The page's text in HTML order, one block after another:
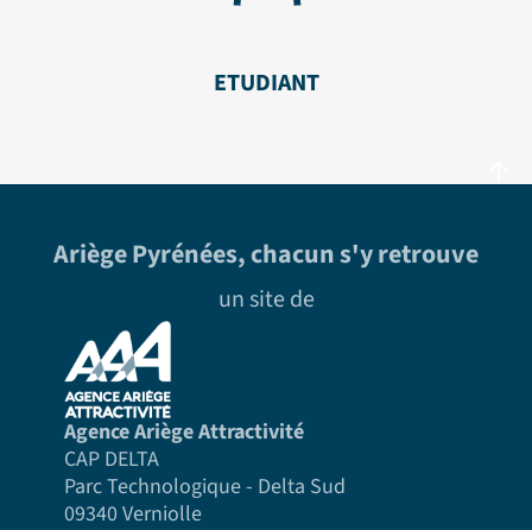
ETUDIANT
Ariège Pyrénées, chacun s'y retrouve
un site de
Agence Ariège Attractivité
CAP DELTA
Parc Technologique - Delta Sud
09340 Verniolle